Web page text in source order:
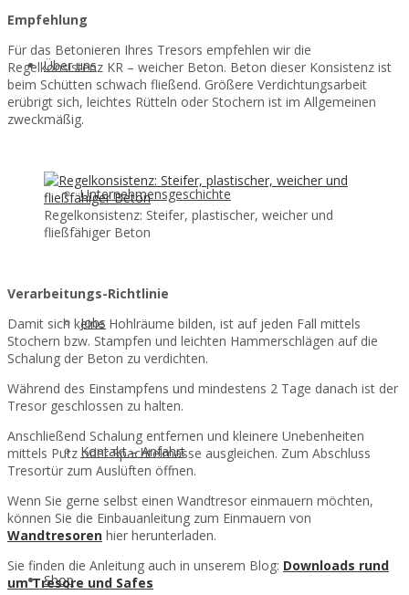
Über uns
Unternehmensgeschichte
Jobs
Kontakt – Anfahrt
Shop
Empfehlung
Für das Betonieren Ihres Tresors empfehlen wir die
Regelkonsistenz KR – weicher Beton. Beton dieser Konsistenz ist
beim Schütten schwach fließend. Größere Verdichtungsarbeit
erübrigt sich, leichtes Rütteln oder Stochern ist im Allgemeinen
zweckmäßig.
Regelkonsistenz: Steifer, plastischer, weicher und
fließfähiger Beton
Verarbeitungs-Richtlinie
Damit sich keine Hohlräume bilden, ist auf jeden Fall mittels
Stochern bzw. Stampfen und leichten Hammerschlägen auf die
Schalung der Beton zu verdichten.
Während des Einstampfens und mindestens 2 Tage danach ist der
Tresor geschlossen zu halten.
Anschließend Schalung entfernen und kleinere Unebenheiten
mittels Putz oder Spachtelmasse ausgleichen. Zum Abschluss
Tresortür zum Auslüften öffnen.
Wenn Sie gerne selbst einen Wandtresor einmauern möchten,
können Sie die Einbauanleitung zum Einmauern von
Wandtresoren hier herunterladen.
Sie finden die Anleitung auch in unserem Blog: Downloads rund
um Tresore und Safes